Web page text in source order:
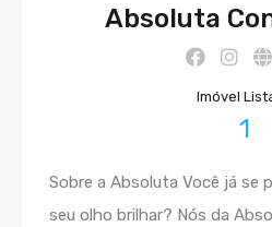
Absoluta
Imóvel
1
Sobre a Absoluta Você já se
seu olho brilhar? Nós da